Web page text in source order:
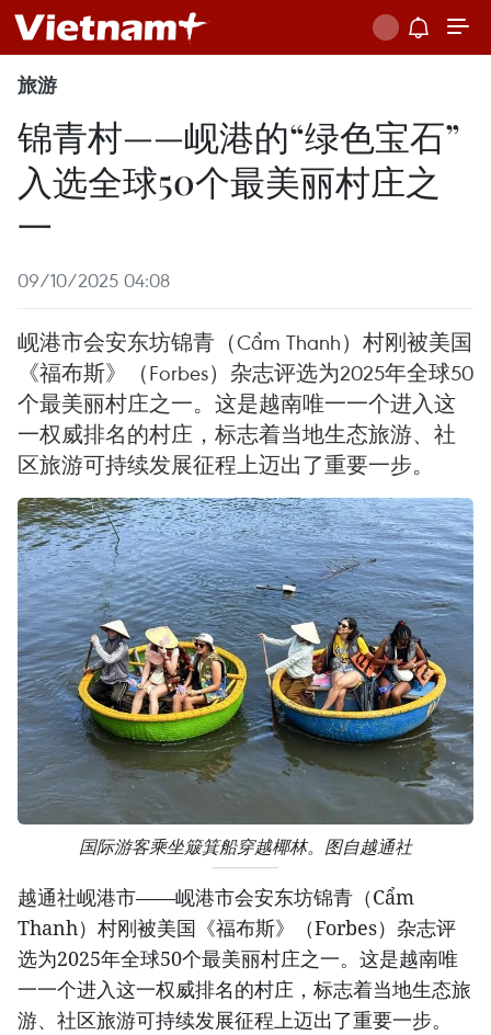
旅游
锦青村——岘港的“绿色宝石”
入选全球50个最美丽村庄之
一
09/10/2025 04:08
岘港市会安东坊锦青（Cẩm Thanh）村刚被美国
《福布斯》（Forbes）杂志评选为2025年全球50
个最美丽村庄之一。这是越南唯一一个进入这
一权威排名的村庄，标志着当地生态旅游、社
区旅游可持续发展征程上迈出了重要一步。
国际游客乘坐簸箕船穿越椰林。图自越通社
越通社岘港市——岘港市会安东坊锦青（Cẩm
Thanh）村刚被美国《福布斯》（Forbes）杂志评
选为2025年全球50个最美丽村庄之一。这是越南唯
一一个进入这一权威排名的村庄，标志着当地生态旅
游、社区旅游可持续发展征程上迈出了重要一步。